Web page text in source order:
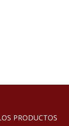
PRODUCTOS